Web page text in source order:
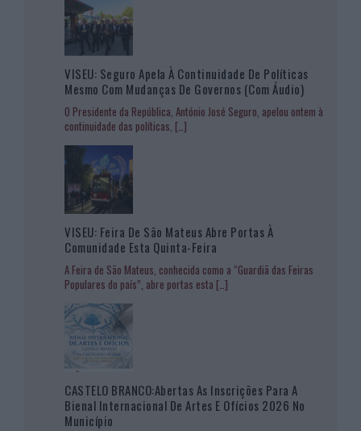
VISEU: Seguro Apela À Continuidade De Políticas
Mesmo Com Mudanças De Governos (com Áudio)
O Presidente da República, António José Seguro, apelou ontem à
continuidade das políticas, […]
VISEU: Feira De São Mateus Abre Portas À
Comunidade Esta Quinta-Feira
A Feira de São Mateus, conhecida como a “Guardiã das Feiras
Populares do país”, abre portas esta […]
CASTELO BRANCO:Abertas As Inscrições Para A
Bienal Internacional De Artes E Ofícios 2026 No
Município